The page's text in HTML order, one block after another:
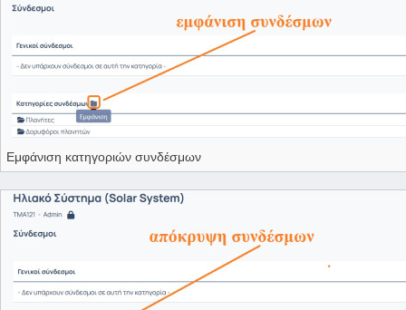
Εμφάνιση κατηγοριών συνδέσμων